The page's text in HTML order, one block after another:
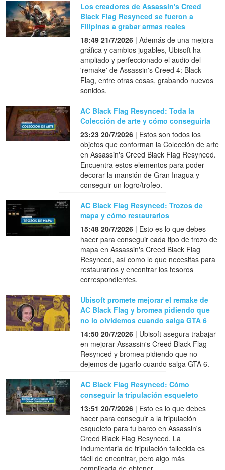
Los creadores de Assassin's Creed
Black Flag Resynced se fueron a
Filipinas a grabar armas reales
18:49 21/7/2026 | Además de una mejora
gráfica y cambios jugables, Ubisoft ha
ampliado y perfeccionado el audio del
'remake' de Assassin's Creed 4: Black
Flag, entre otras cosas, grabando nuevos
sonidos.
AC Black Flag Resynced: Toda la
Colección de arte y cómo conseguirla
23:23 20/7/2026 | Estos son todos los
objetos que conforman la Colección de arte
en Assassin's Creed Black Flag Resynced.
Encuentra estos elementos para poder
decorar la mansión de Gran Inagua y
conseguir un logro/trofeo.
AC Black Flag Resynced: Trozos de
mapa y cómo restaurarlos
15:48 20/7/2026 | Esto es lo que debes
hacer para conseguir cada tipo de trozo de
mapa en Assassin's Creed Black Flag
Resynced, así como lo que necesitas para
restaurarlos y encontrar los tesoros
correspondientes.
Ubisoft promete mejorar el remake de
AC Black Flag y bromea pidiendo que
no lo olvidemos cuando salga GTA 6
14:50 20/7/2026 | Ubisoft asegura trabajar
en mejorar Assassin's Creed Black Flag
Resynced y bromea pidiendo que no
dejemos de jugarlo cuando salga GTA 6.
AC Black Flag Resynced: Cómo
conseguir la tripulación esqueleto
13:51 20/7/2026 | Esto es lo que debes
hacer para conseguir a la tripulación
esqueleto para tu barco en Assassin's
Creed Black Flag Resynced. La
Indumentaria de tripulación fallecida es
fácil de encontrar, pero algo más